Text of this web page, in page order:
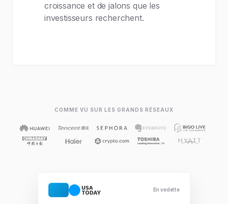
croissance et de jalons que les
investisseurs recherchent.
COMME VU SUR LES GRANDS RÉSEAUX
En vedette